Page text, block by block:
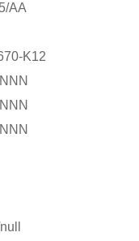
AA
K12